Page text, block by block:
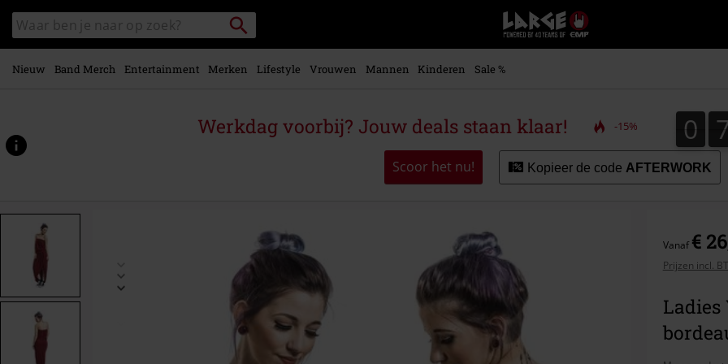
naar
hoofdinhoud
Zoek
in
catalogus
Packstation
zoeken
Large
–
Muziek-,
+
kleding
Nieuw Band Merch Entertainment Merken Lifestyle Vrouwen Mannen Kinderen Sale %
Werkdag voorbij? Jouw deals staan klaar! -15% 0
0
Scoor het nu! Kopieer de code AFTERWORK
www.large.nl/p/ladies-
343871.html
Vanaf€
Prijzen incl.
Ladies